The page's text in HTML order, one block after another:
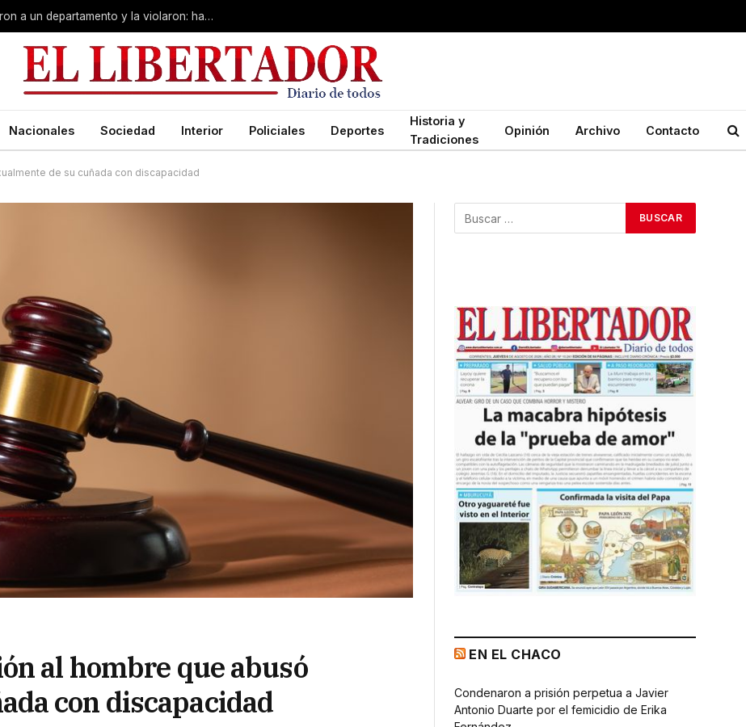
La drogaron en un boliche, la llevaron a un departamento y la violaron: hay un detenido
Nacionales Sociedad Interior Policiales Deportes
Historia y
Tradiciones
Opinión Archivo Contacto
de su cuñada con discapacidad
al hombre que abusó
con discapacidad
EN EL CHACO
Condenaron a prisión perpetua a Javier
Antonio Duarte por el femicidio de Erika